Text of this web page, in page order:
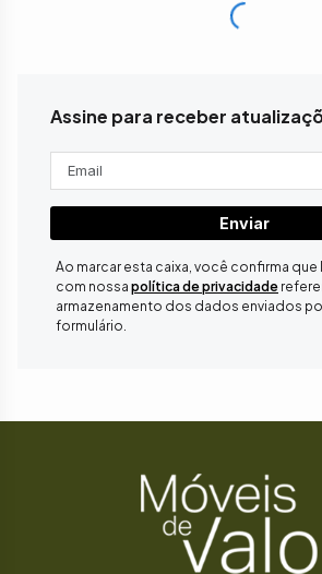
Assine para receber
Enviar
Ao marcar esta caixa, você confirma
com nossa política de privacidade
armazenamento dos dados enviados
formulário.